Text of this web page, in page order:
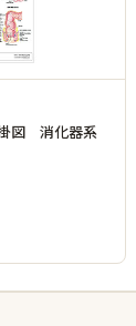
図 消化器系